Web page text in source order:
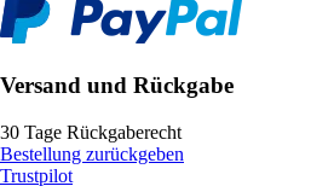
Versand und Rückgabe
30 Tage Rückgaberecht
Bestellung zurückgeben
Trustpilot